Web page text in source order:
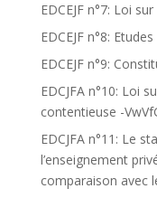
EDCEJF n°7: Loi
EDCEJF n°8:
EDCEJF n°9:
EDCJFA n°10: Loi
contentieuse -
EDCJFA n°11: Le
l’enseignement
comparaison avec